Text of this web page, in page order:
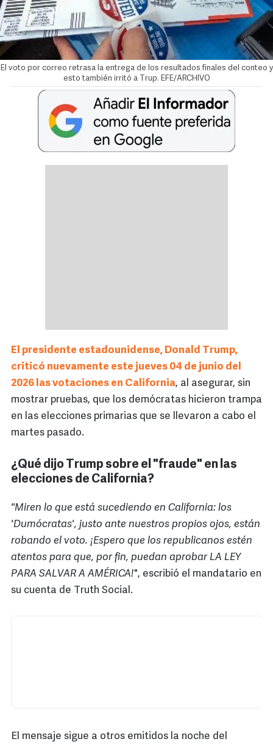
El voto por correo retrasa la entrega de los resultados finales del conteo y
esto también irritó a Trup. EFE/ARCHIVO
El presidente estadounidense, Donald Trump,
criticó nuevamente este jueves 04 de junio del
2026 las votaciones en California, al asegurar, sin
mostrar pruebas, que los demócratas hicieron trampa
en las elecciones primarias que se llevaron a cabo el
martes pasado.
¿Qué dijo Trump sobre el "fraude" en las
elecciones de California?
"Miren lo que está sucediendo en California: los
'Dumócratas', justo ante nuestros propios ojos, están
robando el voto. ¡Espero que los republicanos estén
atentos para que, por fin, puedan aprobar LA LEY
PARA SALVAR A AMÉRICA!", escribió el mandatario en
su cuenta de Truth Social.
El mensaje sigue a otros emitidos la noche del